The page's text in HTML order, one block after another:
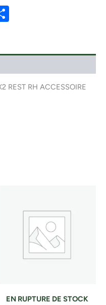
REST RH ACCESSOIRE
EN RUPTURE DE STOCK